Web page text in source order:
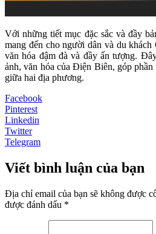
Với những tiết mục đặc sắc và đầy
mang đến cho người dân và du
văn hóa đậm đà và đầy ấn tượng.
ảnh, văn hóa của Điện Biên, góp
giữa hai địa phương.
Facebook
Pinterest
Linkedin
Twitter
Telegram
Viết bình luận của bạn
Địa chỉ email của bạn sẽ không được
được đánh dấu *